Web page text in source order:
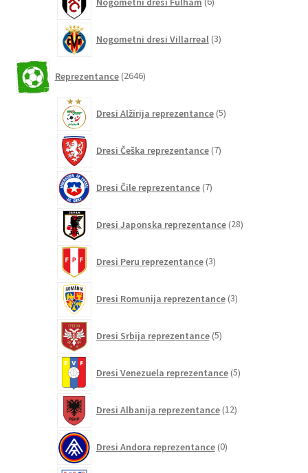
izdelkov
Nogometni dresi Villarreal 3izdelki
Reprezentance 2646izdelkov
Dresi Alžirija reprezentance 5izdelkov
Dresi Češka reprezentance 7izdelkov
Dresi Čile reprezentance 7izdelkov
Dresi Japonska reprezentance 28izdelkov
Dresi Peru reprezentance 3izdelki
Dresi Romunija reprezentance 3izdelki
Dresi Srbija reprezentance 5izdelkov
Dresi Venezuela reprezentance 5izdelkov
Dresi Albanija reprezentance 12izdelkov
Dresi Andora reprezentance 0izdelkov